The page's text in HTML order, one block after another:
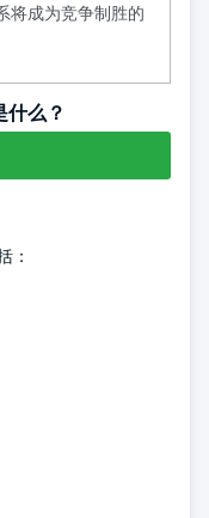
将成为竞争制胜的
什么？
：